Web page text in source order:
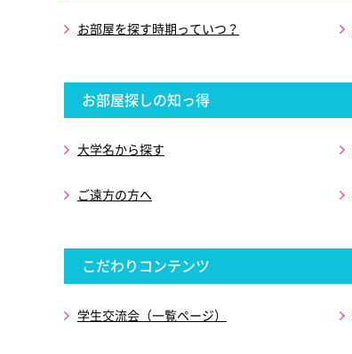
お部屋を探す時期っていつ？
お部屋探しの知っ得
大学名から探す
ご遠方の方へ
こだわりコンテンツ
学生交流会（一覧ページ）